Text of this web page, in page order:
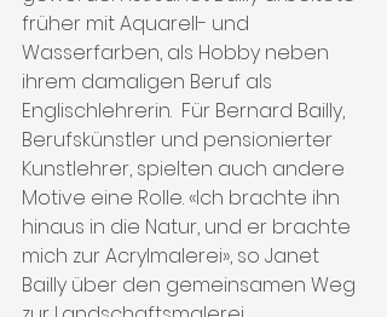
früher mit Aquarell- und
Wasserfarben, als Hobby neben
ihrem damaligen Beruf als
Englischlehrerin.  Für Bernard Bailly,
Berufskünstler und pensionierter
Kunstlehrer, spielten auch andere
Motive eine Rolle. «Ich brachte ihn
hinaus in die Natur, und er brachte
mich zur Acrylmalerei», so Janet
Bailly über den gemeinsamen Weg